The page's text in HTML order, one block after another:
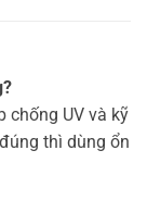
chống UV và kỹ
thì dùng ổn